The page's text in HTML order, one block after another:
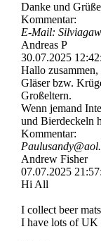
Danke und
Kommentar:
E-Mail:
Andreas P
30.07.2025
Hallo
Gläser bzw.
Großeltern.
Wenn jemand
und Bierdeckeln
Kommentar:
Andrew Fisher
07.07.2025
Hi All
I collect beer
I have lots of UK